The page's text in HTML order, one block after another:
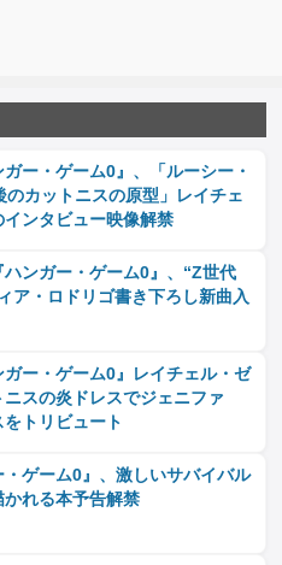
ガー・ゲーム0』、「ルーシー・
のカットニスの原型」レイチェ
ンタビュー映像解禁
ハンガー・ゲーム0』、“Z世代
ア・ロドリゴ書き下ろし新曲入
ガー・ゲーム0』レイチェル・ゼ
スの炎ドレスでジェニファ
トリビュート
・ゲーム0』、激しいサバイバル
かれる本予告解禁